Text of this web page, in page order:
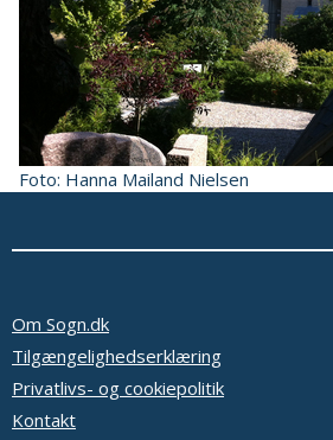
Foto: Hanna Mailand Nielsen
Om Sogn.dk
Tilgængelighedserklæring
Privatlivs- og cookiepolitik
Kontakt